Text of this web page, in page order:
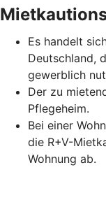
Es handelt
Deutschland,
gewerblich
Der zu
Pflegeheim.
Bei einer
die R+V-
Wohnung ab.